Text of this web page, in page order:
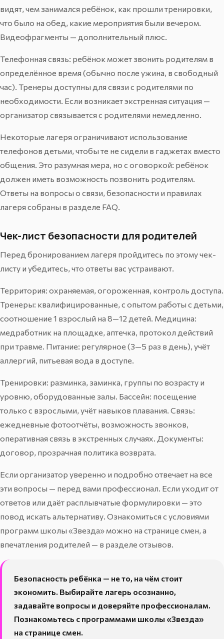
видят, чем занимался ребёнок, как прошли тренировки,
что было на обед, какие мероприятия были вечером.
Видеофрагменты — дополнительный плюс.
Телефонная связь: ребёнок может звонить родителям в
определённое время (обычно после ужина, в свободный
час). Тренеры доступны для связи с родителями по
необходимости. Если возникает экстренная ситуация —
организатор связывается с родителями немедленно.
Некоторые лагеря ограничивают использование
телефонов детьми, чтобы те не сидели в гаджетах вместо
общения. Это разумная мера, но с оговоркой: ребёнок
должен иметь возможность позвонить родителям.
Ответы на вопросы о связи, безопасности и правилах
лагеря собраны в разделе FAQ.
Чек-лист безопасности для родителей
Перед бронированием лагеря пройдитесь по этому чек-
листу и убедитесь, что ответы вас устраивают.
Территория: охраняемая, огороженная, контроль доступа.
Тренеры: квалифицированные, с опытом работы с детьми,
соотношение 1 взрослый на 8—12 детей. Медицина:
медработник на площадке, аптечка, протокол действий
при травме. Питание: регулярное (3—5 раз в день), учёт
аллергий, питьевая вода в доступе.
Тренировки: разминка, заминка, группы по возрасту и
уровню, оборудованные залы. Бассейн: посещение
только с взрослыми, учёт навыков плавания. Связь:
ежедневные фотоотчёты, возможность звонков,
оперативная связь в экстренных случаях. Документы:
договор, прозрачная политика возврата.
Если организатор уверенно и подробно отвечает на все
эти вопросы — перед вами профессионал. Если уходит от
ответов или даёт расплывчатые формулировки — это
повод искать альтернативу. Ознакомиться с условиями
программ школы «Звезда» можно на странице смен, а
впечатления родителей — в разделе отзывов.
Безопасность ребёнка — не то, на чём стоит
экономить. Выбирайте лагерь осознанно,
задавайте вопросы и доверяйте профессионалам.
Познакомьтесь с программами школы «Звезда»
на странице смен.